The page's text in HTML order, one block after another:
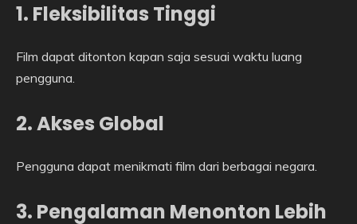
1. Fleksibilitas Tinggi
Film dapat ditonton kapan saja sesuai waktu luang
pengguna.
2. Akses Global
Pengguna dapat menikmati film dari berbagai negara.
3. Pengalaman Menonton Lebih